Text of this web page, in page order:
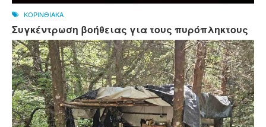
ΚΟΡΙΝΘΙΑΚΑ
Συγκέντρωση βοήθειας για τους πυρόπληκτους